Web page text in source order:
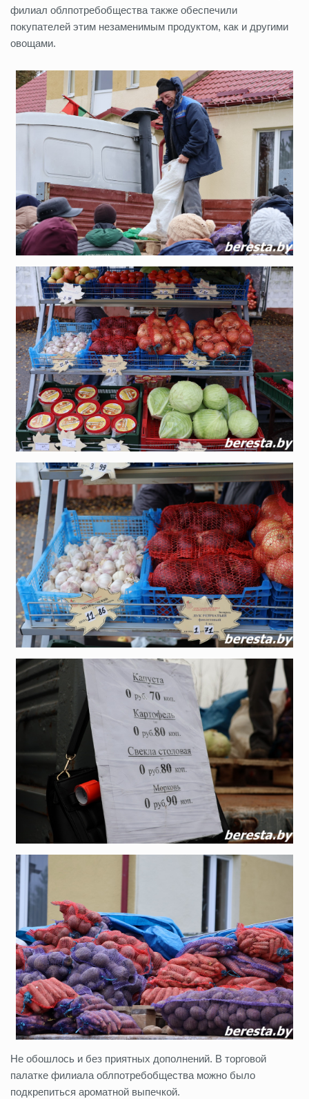
филиал облпотребобщества также обеспечили
покупателей этим незаменимым продуктом, как и другими
овощами.
Не обошлось и без приятных дополнений. В торговой
палатке филиала облпотребобщества можно было
подкрепиться ароматной выпечкой.